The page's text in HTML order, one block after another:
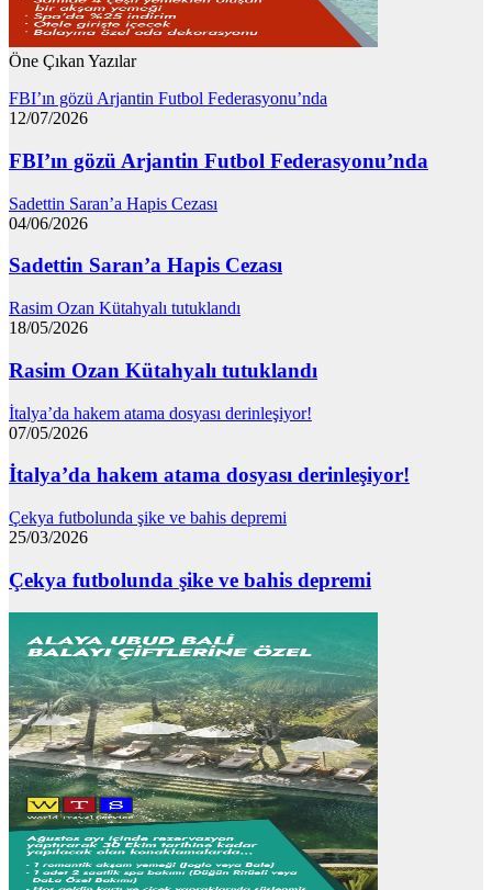
Öne Çıkan Yazılar
FBI’ın gözü Arjantin Futbol Federasyonu’nda
12/07/2026
FBI’ın gözü Arjantin Futbol Federasyonu’nda
Sadettin Saran’a Hapis Cezası
04/06/2026
Sadettin Saran’a Hapis Cezası
Rasim Ozan Kütahyalı tutuklandı
18/05/2026
Rasim Ozan Kütahyalı tutuklandı
İtalya’da hakem atama dosyası derinleşiyor!
07/05/2026
İtalya’da hakem atama dosyası derinleşiyor!
Çekya futbolunda şike ve bahis depremi
25/03/2026
Çekya futbolunda şike ve bahis depremi